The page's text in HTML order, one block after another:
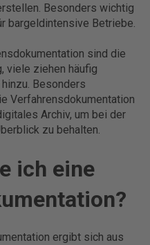
Besonders wichtig
bargeldintensive Betriebe.
sind die
viele ziehen häufig
Besonders
Verfahrensdokumentation
Archiv, um bei der
zu behalten.
ich eine
ergibt sich aus